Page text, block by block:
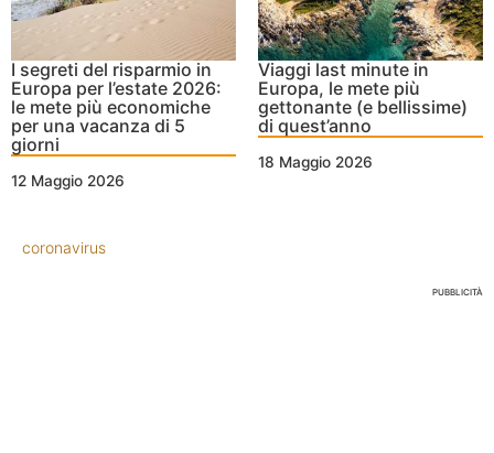
I segreti del risparmio in
Europa per l’estate 2026:
le mete più economiche
per una vacanza di 5
giorni
12 Maggio 2026
Viaggi last minute in
Europa, le mete più
gettonante (e bellissime)
di quest’anno
18 Maggio 2026
coronavirus
PUBBLICITÀ